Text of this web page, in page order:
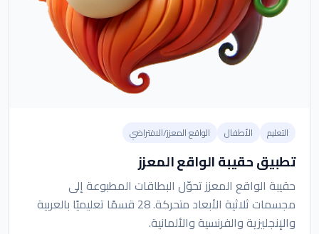
التعليم الأطفال الواقع المعزز/الافتراضي
تطبيق حقيبة الواقع المعزز
حقيبة الواقع المعزز تحوّل البطاقات المطبوعة إلى
مجسمات ثلاثية الأبعاد متحركة. 28 قسمًا تعليميًا بالعربية
والإنجليزية والفرنسية والألمانية.